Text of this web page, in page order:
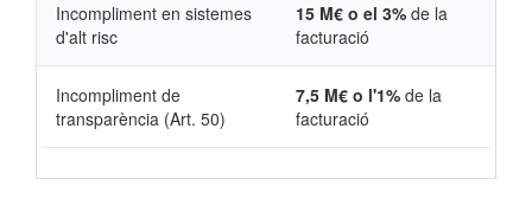
Incompliment en sistemes
d'alt risc
15 M€ o el 3% de la
facturació
Incompliment de
transparència (Art. 50)
7,5 M€ o l'1% de la
facturació